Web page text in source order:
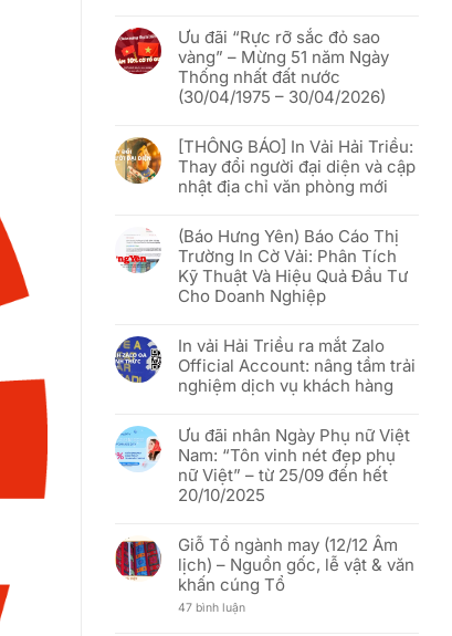
phướn
quảng
cáo
bằng
công
nghệ
Phygital
Hùng
Vương
&
30/04
01/05/2026
bình
luận
ở
[Thông
Báo]
Đóng
Quyết
định
chiến
lược
để
khách
hàng
Việt
tốt
hơn
Ưu đãi “Rực rỡ sắc đỏ sao
vàng” – Mừng 51 năm Ngày
Thống nhất đất nước
(30/04/1975 – 30/04/2026)
bình
luận
Ưu
đãi
sắc
đỏ
sao
vàng”
–
Mừng
Ngày
Thống
nhất
đất
nước
30/04/2026)
[THÔNG BÁO] In Vải Hải Triều:
Thay đổi người đại diện và cập
nhật địa chỉ văn phòng mới
bình
luận
[THÔNG
BÁO]
In
Triều:
Thay
đổi
người
đại
cập
nhật
địa
chỉ
văn
phòng
(Báo Hưng Yên) Báo Cáo Thị
Trường In Cờ Vải: Phân Tích
Kỹ Thuật Và Hiệu Quả Đầu Tư
Cho Doanh Nghiệp
bình
luận
ở
(Báo
Hưng
Cáo
Thị
Trường
In
Cờ
Vải:
Kỹ
Thuật
Và
Hiệu
Quả
Đầu
In vải Hải Triều ra mắt Zalo
Official Account: nâng tầm trải
nghiệm dịch vụ khách hàng
bình
luận
ở
In
vải
Hải
mắt
Zalo
Official
Account:
nâng
tầm
Ưu đãi nhân Ngày Phụ nữ Việt
Nam: “Tôn vinh nét đẹp phụ
nữ Việt” – từ 25/09 đến hết
20/10/2025
bình
luận
ở
Ưu
đãi
nhân
Giỗ Tổ ngành may (12/12 Âm
lịch) – Nguồn gốc, lễ vật & văn
khấn cúng Tổ
47 bình luậnở